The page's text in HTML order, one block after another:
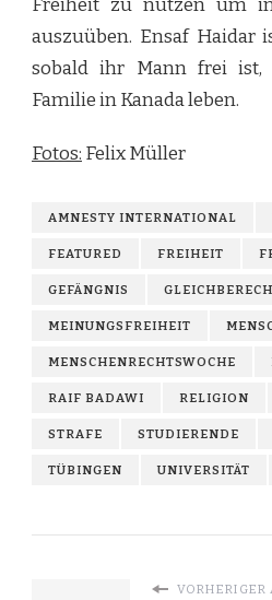
Freiheit zu nutzen um
auszuüben. Ensaf Haidar
sobald ihr Mann frei
Familie in Kanada leben.
Fotos: Felix Müller
AMNESTY INTERNATIONAL
FEATURED FREIHEIT
GEFÄNGNIS
MEINUNGSFREIHEIT
MENSCHENRECHTSWOCHE
RAIF BADAWI RELIGION
STRAFE STUDIERENDE
TÜBINGEN UNIVERSITÄT
VORHERIGER